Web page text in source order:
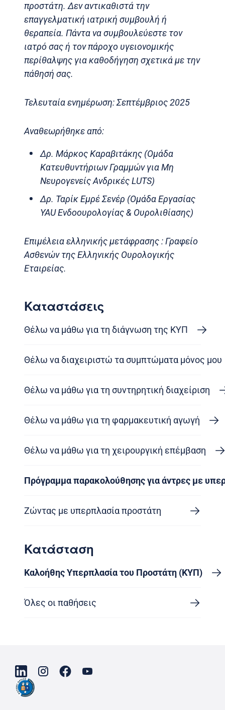
προστάτη. Δεν αντικαθιστά την
επαγγελματική ιατρική συμβουλή ή
θεραπεία. Πάντα να συμβουλεύεστε τον
ιατρό σας ή τον πάροχο υγειονομικής
περίθαλψης για καθοδήγηση σχετικά με την
πάθησή σας.
Τελευταία ενημέρωση: Σεπτέμβριος 2025
Αναθεωρήθηκε από:
Δρ. Μάρκος Καραβιτάκης (Ομάδα
Κατευθυντήριων Γραμμών για Μη
Νευρογενείς Ανδρικές LUTS)
Δρ. Ταρίκ Εμρέ Σενέρ (Ομάδα Εργασίας
YAU Ενδοουρολογίας & Ουρολιθίασης)
Επιμέλεια ελληνικής μετάφρασης : Γραφείο
Ασθενών της Ελληνικής Ουρολογικής
Εταιρείας.
Καταστάσεις
Θέλω να μάθω για τη διάγνωση της ΚΥΠ
Θέλω να διαχειριστώ τα συμπτώματα μόνος μου
Θέλω να μάθω για τη συντηρητική διαχείριση
Θέλω να μάθω για τη φαρμακευτική αγωγή
Θέλω να μάθω για τη χειρουργική επέμβαση
Πρόγραμμα παρακολούθησης για άντρες με
Ζώντας με υπερπλασία προστάτη
Κατάσταση
Καλοήθης Υπερπλασία του Προστάτη (ΚΥΠ)
Όλες οι παθήσεις